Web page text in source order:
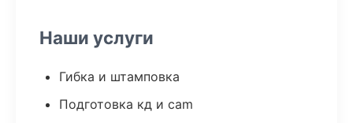
Наши услуги
Гибка и штамповка
Подготовка кд и cam